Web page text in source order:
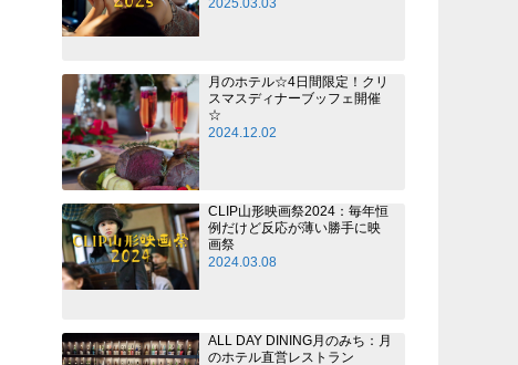
2025.03.03
月のホテル☆4日間限定！クリ
スマスディナーブッフェ開催
☆
2024.12.02
CLIP山形映画祭2024：毎年恒
例だけど反応が薄い勝手に映
画祭
2024.03.08
ALL DAY DINING月のみち：月
のホテル直営レストラン